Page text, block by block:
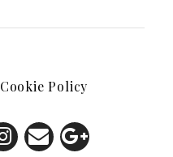
Cookie Policy